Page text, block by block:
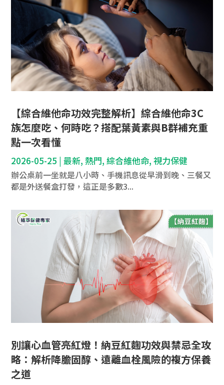
【綜合維他命功效完整解析】綜合維他命3C
族怎麼吃、何時吃？搭配葉黃素與B群補充重
點一次看懂
2026-05-25 |最新,熱門,綜合維他命,視力保健
辦公桌前一坐就是八小時、手機訊息從早滑到晚、三餐又
都是外送餐盒打發，這正是多數3...
別讓心血管亮紅燈！納豆紅麴功效與禁忌全攻
略：解析降膽固醇、遠離血栓風險的複方保養
之道